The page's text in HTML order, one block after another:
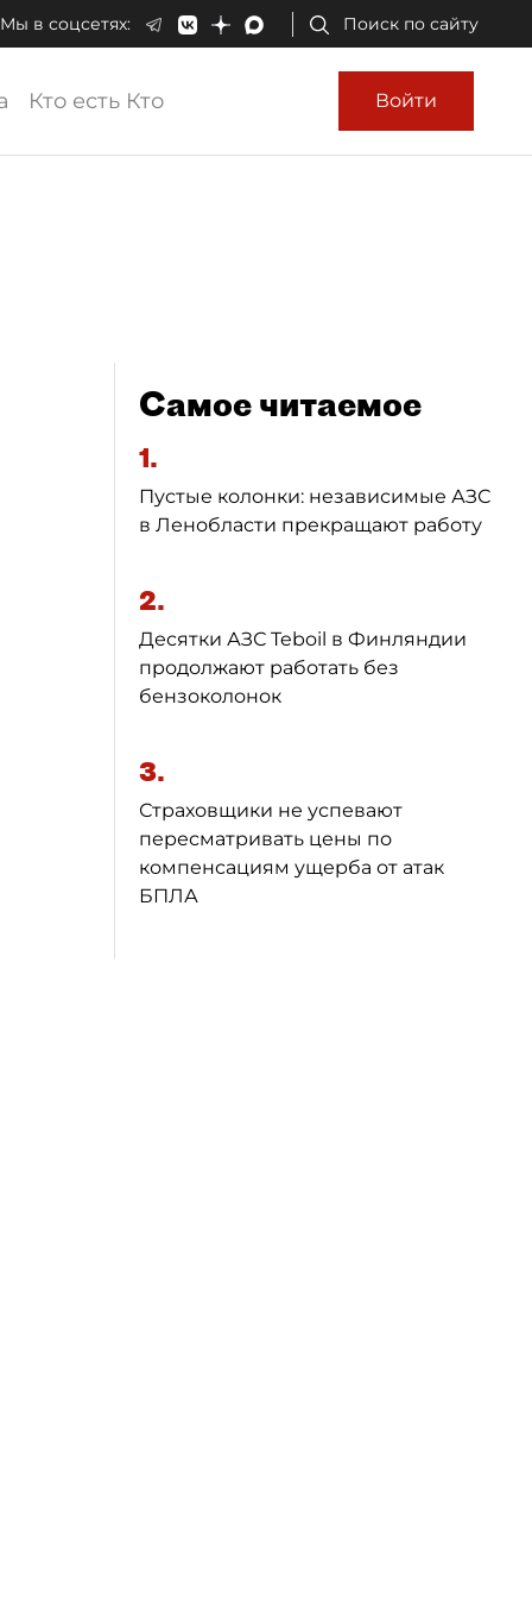
Мы в соцсетях: Поиск по сайту
Кто есть Кто Войти
Самое читаемое
1.
Пустые колонки: независимые АЗС
в Ленобласти прекращают работу
2.
Десятки АЗС Teboil в Финляндии
продолжают работать без
бензоколонок
3.
Страховщики не успевают
пересматривать цены по
компенсациям ущерба от атак
БПЛА